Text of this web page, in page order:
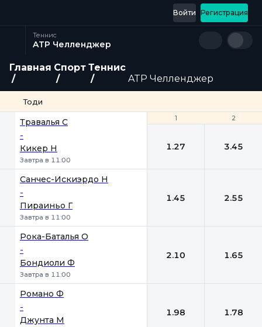
Регистрация
Войти
Теннис
ATP Челленджер
Главная Спорт Теннис
ATP Челленджер
Тоди
1 2
Травалья С
-
Кикер Н
Завтра в 11:00
1 2
1.27 3.45
Санчес-Искиэрдо Н
-
Пираиньо Г
Завтра в 11:00
1.45 2.55
Рока-Баталья О
-
Бондиоли Ф
Завтра в 11:00
2.10 1.65
Романо Ф
-
Джунта М
1.98 1.78